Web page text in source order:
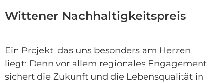
Wittener Nachhaltigkeitspreis
Ein Projekt, das uns besonders am Herzen
liegt: Denn vor allem regionales Engagement
sichert die Zukunft und die Lebensqualität in